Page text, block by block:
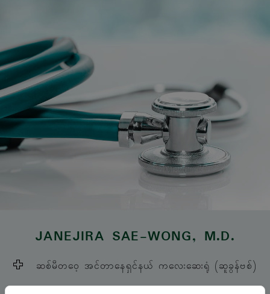
JANEJIRA SAE-WONG, M.D.
ဆစ်မီတဝေ့ အင်တာနေရှင်နယ် ကလေးဆေးရုံ (ဆူခွန်ဗစ်)